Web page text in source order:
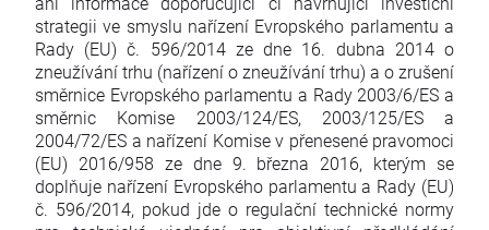
strategii ve smyslu nařízení Evropského parlamentu a
Rady (EU) č. 596/2014 ze dne 16. dubna 2014 o
zneužívání trhu (nařízení o zneužívání trhu) a o zrušení
směrnice Evropského parlamentu a Rady 2003/6/ES a
směrnic Komise 2003/124/ES, 2003/125/ES a
2004/72/ES a nařízení Komise v přenesené pravomoci
(EU) 2016/958 ze dne 9. března 2016, kterým se
doplňuje nařízení Evropského parlamentu a Rady (EU)
č. 596/2014, pokud jde o regulační technické normy